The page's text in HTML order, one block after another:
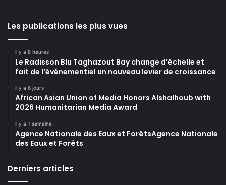
Les publications les plus vues
il y a 8 heures
Le Radisson Blu Taghazout Bay change d’échelle et
fait de l’événementiel un nouveau levier de croissance
il y a 6 jours
African Asian Union of Media Honors Alshalhoub with
2026 Humanitarian Media Award
il y a 1 semaine
Agence Nationale des Eaux et ForêtsAgence Nationale
des Eaux et Forêts
Derniers articles